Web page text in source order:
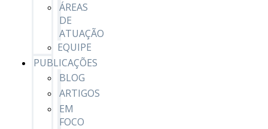
ÁREAS
DE
ATUAÇÃO
EQUIPE
PUBLICAÇÕES
BLOG
ARTIGOS
EM
FOCO